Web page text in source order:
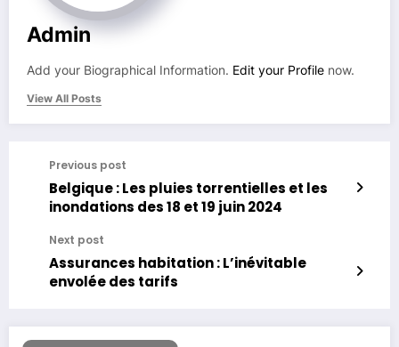
Admin
Add your Biographical Information. Edit your Profile now.
View All Posts
Previous post
Belgique : Les pluies torrentielles et les
inondations des 18 et 19 juin 2024
Next post
Assurances habitation : L’inévitable
envolée des tarifs